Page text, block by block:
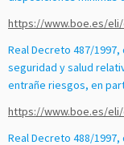
https://www.boe.es/
Real Decreto 487/
seguridad y salud
entrañe riesgos, en
https://www.boe.es/
Real Decreto 488/